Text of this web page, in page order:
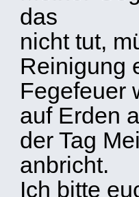
das
nicht tut,
Reinigung
Fegefeuer
auf Erden
der Tag
anbricht.
Ich bitte